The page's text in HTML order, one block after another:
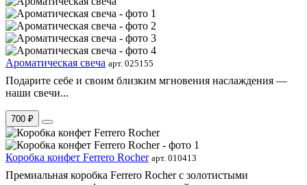
Ароматическая свеча арт. 025155
Подарите себе и своим близким мгновения наслаждения —
наши свечи...
700 ₽
Коробка конфет Ferrero Rocher арт. 010413
Премиальная коробка Ferrero Rocher с золотистыми